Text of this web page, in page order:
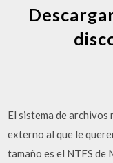
El sistema de archivos
externo al que le
tamaño es el NTFS de